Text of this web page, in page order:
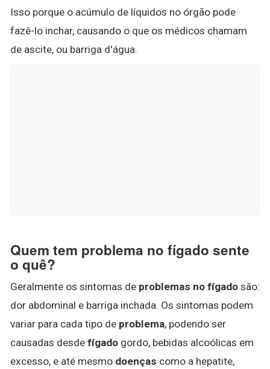
Isso porque o acúmulo de líquidos no órgão pode
fazê-lo inchar, causando o que os médicos chamam
de ascite, ou barriga d'água.
Quem tem problema no fígado sente
o quê?
Geralmente os sintomas de problemas no fígado são:
dor abdominal e barriga inchada. Os sintomas podem
variar para cada tipo de problema, podendo ser
causadas desde fígado gordo, bebidas alcoólicas em
excesso, e até mesmo doenças como a hepatite,